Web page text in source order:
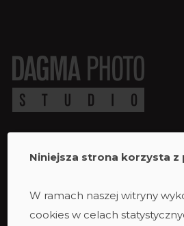
Studio duże
Studio ciemne
Niniejsza strona korzysta
W ramach naszej witryny
cookies w celach